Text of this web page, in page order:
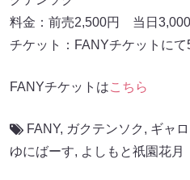
料金：前売2,500円 当日
チケット：FANYチケットに
FANYチケットはこちら
FANY, ガクテンソク , ギャ
ゆにばーす, よしもと祇園花月